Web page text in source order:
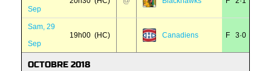
Sep
Sam, 29
Sep
19h00 (HC) Canadiens F 3·0
OCTOBRE 2018